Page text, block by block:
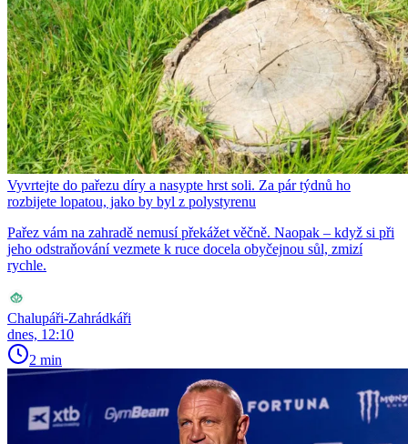
Vyvrtejte do pařezu díry a nasypte hrst soli. Za pár týdnů ho
rozbijete lopatou, jako by byl z polystyrenu
Pařez vám na zahradě nemusí překážet věčně. Naopak – když si při
jeho odstraňování vezmete k ruce docela obyčejnou sůl, zmizí
rychle.
Chalupáři-Zahrádkáři
dnes, 12:10
2 min